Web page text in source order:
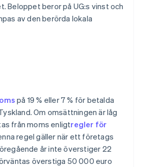
Beloppet beror på UG:s vinst och
av den berörda lokala
på 19 % eller 7 % för betalda
Om omsättningen är låg
från moms enligtregler för
regel gäller när ett företags
år inte överstiger 22
överstiga 50 000 euro